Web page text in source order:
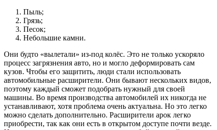
Пыль;
Грязь;
Песок;
Небольшие камни.
Они будто «вылетали» из-под колёс. Это не только ускоряло
процесс загрязнения авто, но и могло деформировать сам
кузов. Чтобы его защитить, люди стали использовать
автомобильные расширители. Они бывают нескольких видов,
поэтому каждый сможет подобрать нужный для своей
машины. Во время производства автомобилей их никогда не
устанавливают, хотя проблема очень актуальна. Но это легко
можно сделать дополнительно. Расширители арок легко
приобрести, так как они есть в открытом доступе почти везде.